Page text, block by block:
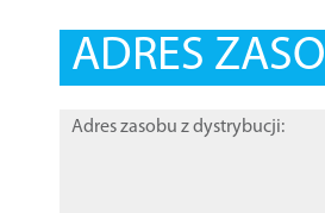
ADRES
Adres zasobu z dystrybucji: